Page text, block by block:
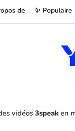
de ✨ Populaire
vidéos 3speaken